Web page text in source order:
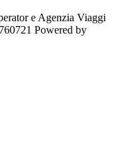
e Agenzia Viaggi
Powered by